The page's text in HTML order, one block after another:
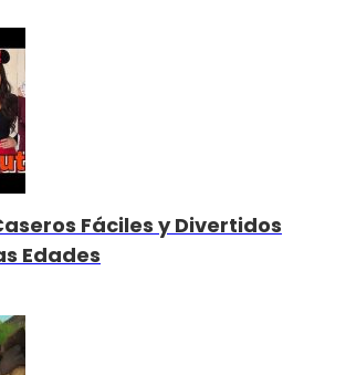
Fáciles y Divertidos
Edades